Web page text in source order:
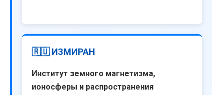
🇷🇺 ИЗМИРАН
Институт земного магнетизма,
ионосферы и распространения